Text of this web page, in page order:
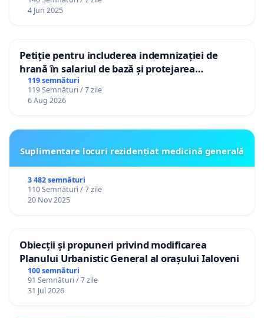
4 Jun 2025
Petiție pentru includerea indemnizației de
hrană în salariul de bază și protejarea
gradațiilor de vechime pentru asistenții
personali
119 semnături
119 Semnături / 7 zile
6 Aug 2026
Suplimentare locuri rezidențiat medicină generală
3 482 semnături
110 Semnături / 7 zile
20 Nov 2025
Obiecții și propuneri privind modificarea
Planului Urbanistic General al orașului Ialoveni
100 semnături
91 Semnături / 7 zile
31 Jul 2026